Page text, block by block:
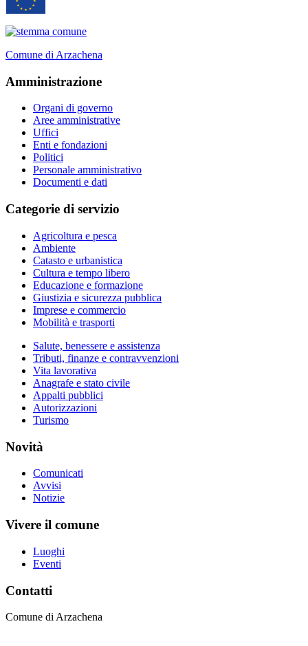
Comune di Arzachena
Amministrazione
Organi di governo
Aree amministrative
Uffici
Enti e fondazioni
Politici
Personale amministrativo
Documenti e dati
Categorie di servizio
Agricoltura e pesca
Ambiente
Catasto e urbanistica
Cultura e tempo libero
Educazione e formazione
Giustizia e sicurezza pubblica
Imprese e commercio
Mobilità e trasporti
Salute, benessere e assistenza
Tributi, finanze e contravvenzioni
Vita lavorativa
Anagrafe e stato civile
Appalti pubblici
Autorizzazioni
Turismo
Novità
Comunicati
Avvisi
Notizie
Vivere il comune
Luoghi
Eventi
Contatti
Comune di Arzachena